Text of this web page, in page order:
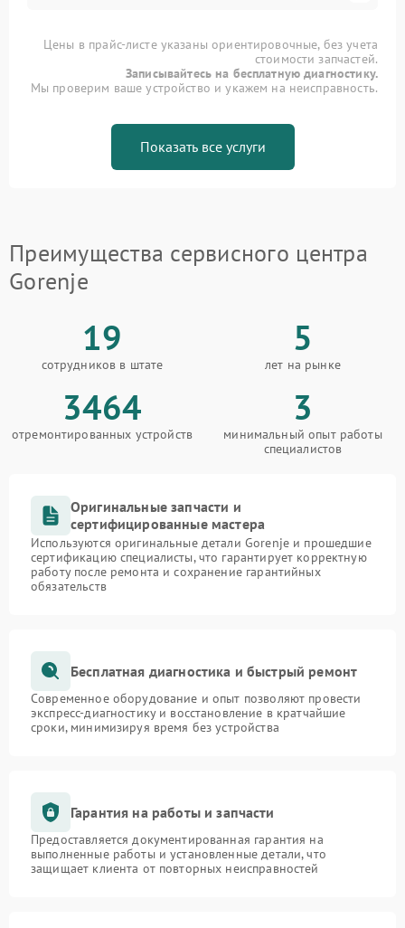
Цены в прайс-листе указаны ориентировочные, без учета
стоимости запчастей.
Записывайтесь на бесплатную диагностику.
Мы проверим ваше устройство и укажем на неисправность.
Показать все услуги
Преимущества сервисного центра
Gorenje
19
сотрудников в штате
5
лет на рынке
3464
отремонтированных устройств
3
минимальный опыт работы
специалистов
Оригинальные запчасти и
сертифицированные мастера
Используются оригинальные детали Gorenje и прошедшие
сертификацию специалисты, что гарантирует корректную
работу после ремонта и сохранение гарантийных
обязательств
Бесплатная диагностика и быстрый ремонт
Современное оборудование и опыт позволяют провести
экспресс-диагностику и восстановление в кратчайшие
сроки, минимизируя время без устройства
Гарантия на работы и запчасти
Предоставляется документированная гарантия на
выполненные работы и установленные детали, что
защищает клиента от повторных неисправностей